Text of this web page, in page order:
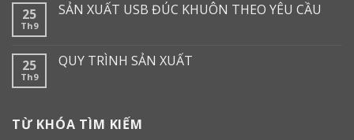
25
Th9
SẢN XUẤT USB ĐÚC KHUÔN THEO YÊU CẦU
25
Th9
QUY TRÌNH SẢN XUẤT
TỪ KHÓA TÌM KIẾM